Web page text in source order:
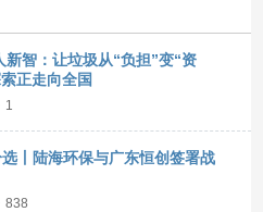
新智：让垃圾从“负担”变“资
正走向全国
1
丨陆海环保与广东恒创签署战
838